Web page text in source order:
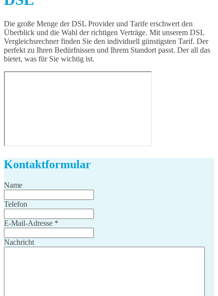
Die große Menge der DSL Provider und Tarife erschwert den
Überblick und die Wahl der richtigen Verträge. Mit unserem DSL
Vergleichsrechner finden Sie den individuell günstigsten Tarif. Der
perfekt zu Ihren Bedürfnissen und Ihrem Standort passt. Der all das
bietet, was für Sie wichtig ist.
Kontaktformular
Name
Telefon
E-Mail-Adresse *
Nachricht